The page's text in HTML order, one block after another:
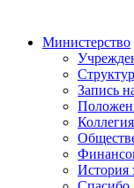
Министерство
Запись
История